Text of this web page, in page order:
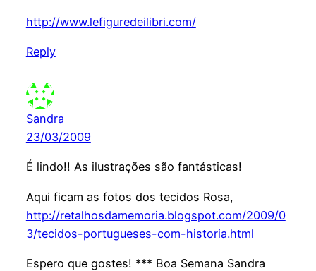
http://www.lefiguredeilibri.com/
Reply
Sandra
23/03/2009
É lindo!! As ilustrações são fantásticas!
Aqui ficam as fotos dos tecidos Rosa,
http://retalhosdamemoria.blogspot.com/2009/0
3/tecidos-portugueses-com-historia.html
Espero que gostes! *** Boa Semana Sandra